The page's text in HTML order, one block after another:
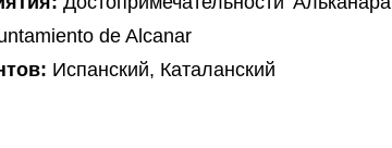
de Alcanar
Испанский, Каталанский